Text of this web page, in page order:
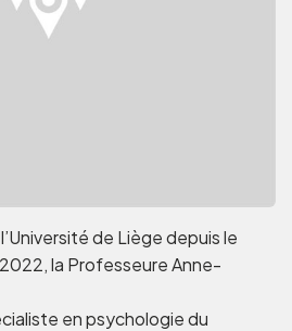
de Liège depuis le
la Professeure Anne-
en psychologie du